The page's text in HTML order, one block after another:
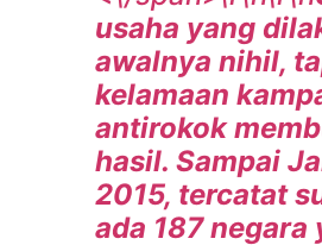
usaha yang
awalnya nihil,
kelamaan
antirokok
hasil. Sampai
2015, tercatat
ada 187 negara